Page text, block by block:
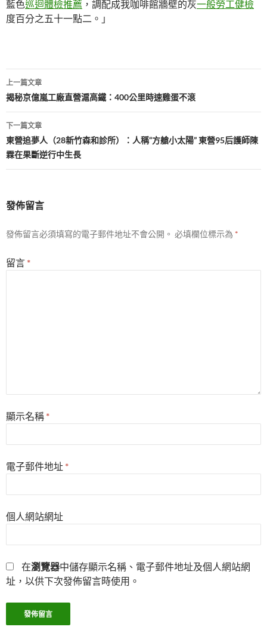
藍色巡迴體檢推薦 ，調配成我咖啡館牆壁的灰一般勞工健檢
度百分之五十一點二。」
文
章
導
覽
上一篇文章
揭秘京億嵐工廠直營滬高鐵：400公里時速雞蛋不滾
下一篇文章
東營追夢人（28新竹森和診所）：人稱“方艙小太陽” 東營95后護師陳
霖在果斷逆行中生長
發佈留言
發佈留言必須填寫的電子郵件地址不會公開。 必填欄位標示為 *
留言 *
顯示名稱 *
電子郵件地址 *
個人網站網址
在瀏覽器中儲存顯示名稱、電子郵件地址及個人網站網
址，以供下次發佈留言時使用。